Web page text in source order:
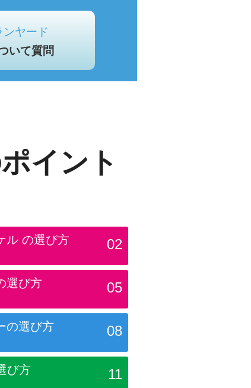
ンヤード
いて質問
イント
ル の選び方 02
選び方 05
の選び方 08
び方 11